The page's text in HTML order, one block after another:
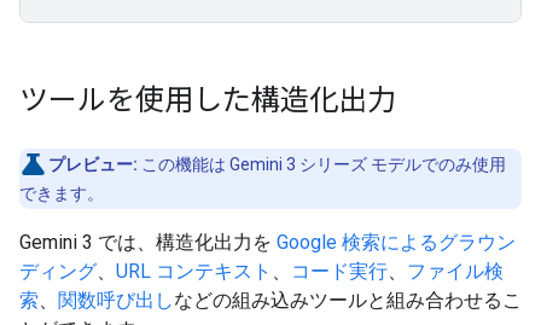
ツールを使用した構造化出力
プレビュー: この機能は Gemini 3 シリーズ モデルでのみ使用
できます。
Gemini 3 では、構造化出力を Google 検索によるグラウン
ディング、 URL コンテキスト 、 コード実行、 ファイル検
索、 関数呼び出しなどの組み込みツールと組み合わせるこ